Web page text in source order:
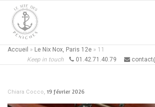
Accueil » Le Nix Nox, Paris 12e » 11
Keep in touch
01.42.71.40.79
Chiara Cocco, 19 février 2026